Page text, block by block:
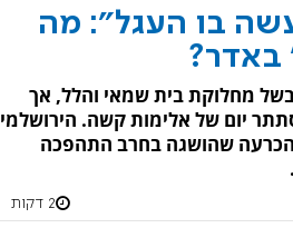
בו העגל": מה
מחלוקת בית שמאי והלל, אך
יום של אלימות קשה. הירושלמי
שהושגה בחרב התהפכה
2 דקות